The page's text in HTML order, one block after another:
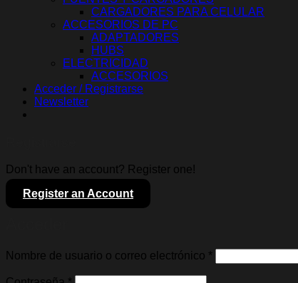
CARGADORES PARA CELULAR
ACCESORIOS DE PC
ADAPTADORES
HUBS
ELECTRICIDAD
ACCESORIOS
Acceder / Registrarse
Newsletter
Don't have an account? Register one!
Register an Account
Nombre de usuario o correo electrónico *